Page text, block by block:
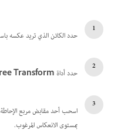
حدد الكائن الذي تريد عكسه
حدد أداة Transform
اسحب أحد مقابض مربع الإحاطة
بمستوى الانعكاس المرغوب.